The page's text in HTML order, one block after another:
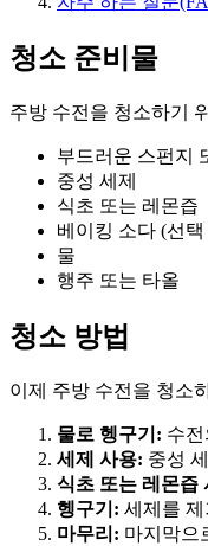
청소 준비물
주방 수전을 청소하기
부드러운 스펀지
중성 세제
식초 또는 레몬즙
베이킹 소다 (선
물
행주 또는 타올
청소 방법
이제 주방 수전을 청소
물로 헹구기: 수
세제 사용: 중성
식초 또는 레몬즙
헹구기: 세제를
마무리: 마지막으